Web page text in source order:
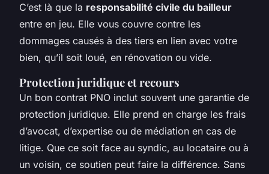
C’est là que la responsabilité civile du bailleur
entre en jeu. Elle vous couvre contre les
dommages causés à des tiers en lien avec votre
bien, qu’il soit loué, en rénovation ou vide.
Protection juridique et recours
Un bon contrat PNO inclut souvent une garantie de
protection juridique. Elle prend en charge les frais
d’avocat, d’expertise ou de médiation en cas de
litige. Que ce soit face au syndic, au locataire ou à
un voisin, ce soutien peut faire la différence. Sans